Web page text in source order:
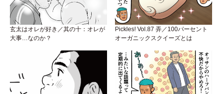
玄太はオレが好き／其の十：オレが
大事…なのか？
Pickles! Vol.87 弄／100パーセント
オーガニックスクイーズとは